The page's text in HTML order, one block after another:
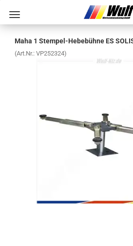
Maha 1 Stempel-​​​He­be­büh­ne ES
(Art.Nr.: VP252324)